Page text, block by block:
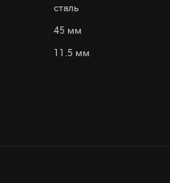
сталь
45 мм
11.5 мм